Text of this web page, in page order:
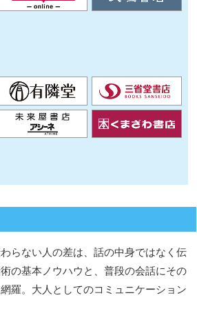
らない人の差は、話の中身ではなく伝
の基本ノウハウと、普段の会話にその
羅。大人としてのコミュニケーション